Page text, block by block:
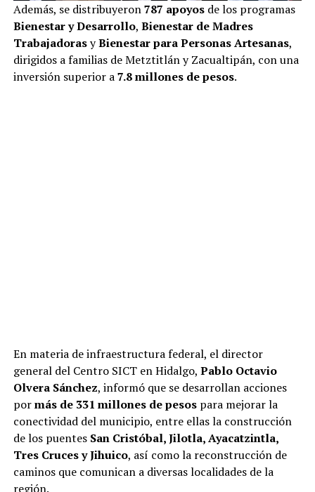
Además, se distribuyeron787 apoyosde los programas
Bienestar y Desarrollo, Bienestar de Madres
TrabajadorasyBienestar para Personas Artesanas,
dirigidos a familias de Metztitlán y Zacualtipán, con una
inversión superior a7.8 millones de pesos.
En materia de infraestructura federal, el director
general del Centro SICT en Hidalgo, Pablo Octavio
Olvera Sánchez, informó que se desarrollan acciones
pormás de 331 millones de pesospara mejorar la
conectividad del municipio, entre ellas la construcción
de los puentes San Cristóbal, Jilotla, Ayacatzintla,
Tres Cruces y Jihuico, así como la reconstrucción de
caminos que comunican a diversas localidades de la
región.